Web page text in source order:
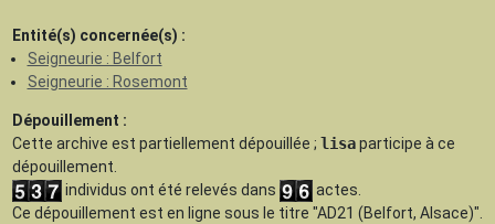
Entité(s) concernée(s) :
Seigneurie : Belfort
Seigneurie : Rosemont
Dépouillement :
Cette archive est partiellement dépouillée ; lisaparticipe à ce
dépouillement.
individus ont été relevés dans
actes.
Ce dépouillement est en ligne sous le titre "AD21 (Belfort, Alsace)".